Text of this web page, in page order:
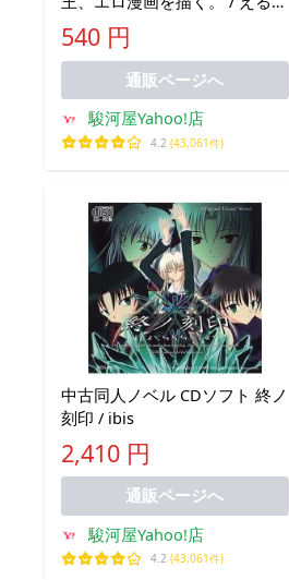
んご
540 円
通販ページへ
駿河屋Yahoo!店
4.2 (43,061件)
中古同人ノベル CDソフト 終ノ
刻印 / ibis
2,410 円
通販ページへ
駿河屋Yahoo!店
4.2 (43,061件)